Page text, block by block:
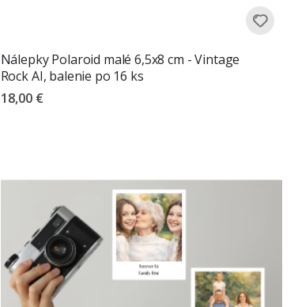
Nálepky Polaroid malé 6,5x8 cm - Vintage
Rock AI, balenie po 16 ks
18,00 €